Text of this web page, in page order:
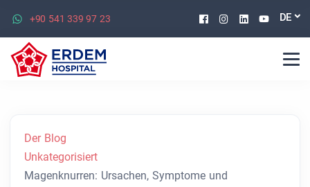
+90 541 339 97 23 Facebook
Instagram
Linkedin
DE
Der Blog
Unkategorisiert
Magenknurren: Ursachen, Symptome und